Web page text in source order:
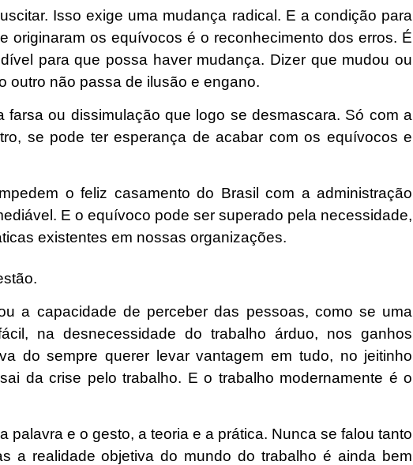
Isso exige uma mudança radical. E a condição para
os equívocos é o reconhecimento dos erros. É
para que possa haver mudança. Dizer que mudou ou
outro não passa de ilusão e engano.
ou dissimulação que logo se desmascara. Só com a
se pode ter esperança de acabar com os equívocos e
o feliz casamento do Brasil com a administração
E o equívoco pode ser superado pela necessidade,
existentes em nossas organizações.
a capacidade de perceber das pessoas, como se uma
na desnecessidade do trabalho árduo, nos ganhos
do sempre querer levar vantagem em tudo, no jeitinho
da crise pelo trabalho. E o trabalho modernamente é o
palavra e o gesto, a teoria e a prática. Nunca se falou tanto
a realidade objetiva do mundo do trabalho é ainda bem